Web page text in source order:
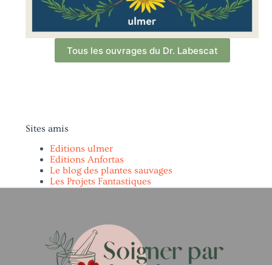
Tous les ouvrages du Dr. Labescat
Sites amis
Editions ulmer
Editions Anfortas
Le blog des plantes sauvages
Les Projets Fantastiques